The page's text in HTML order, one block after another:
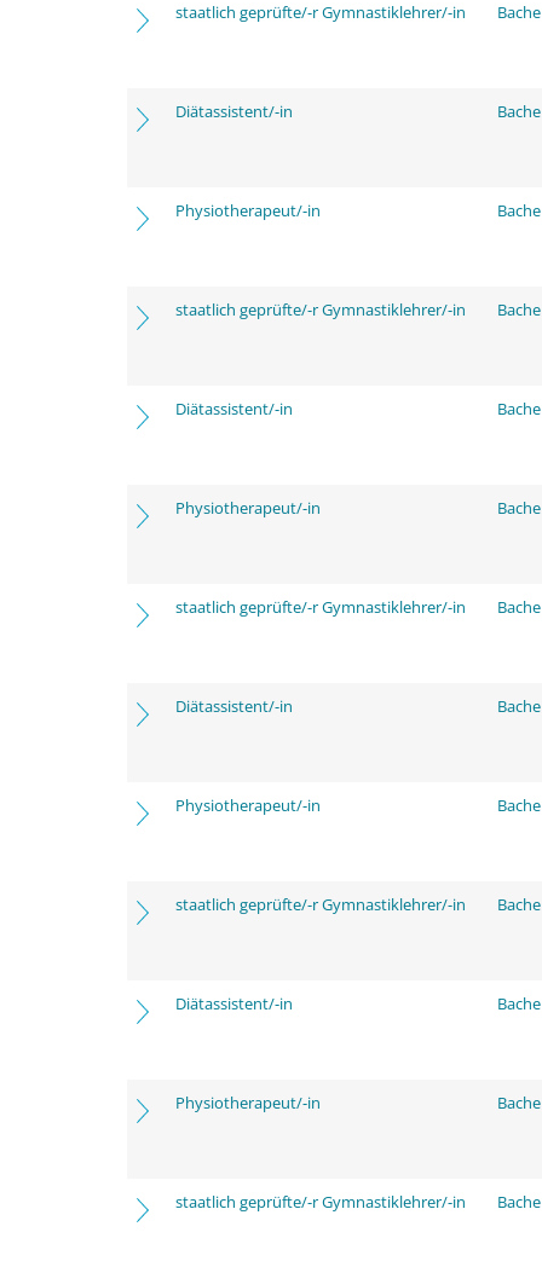
staatlich geprüfte/-r Gymnastiklehrer/-in
Diätassistent/-in
Physiotherapeut/-in
staatlich geprüfte/-r Gymnastiklehrer/-in
Diätassistent/-in
Physiotherapeut/-in
staatlich geprüfte/-r Gymnastiklehrer/-in
Diätassistent/-in
Physiotherapeut/-in
staatlich geprüfte/-r Gymnastiklehrer/-in
Diätassistent/-in
Physiotherapeut/-in
staatlich geprüfte/-r Gymnastiklehrer/-in